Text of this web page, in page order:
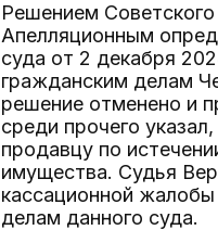
Решением Советского
Апелляционным
суда от 2 декабря
гражданским делам
решение отменено и
среди прочего
продавцу по
имущества. Судья
кассационной
делам данного суда.